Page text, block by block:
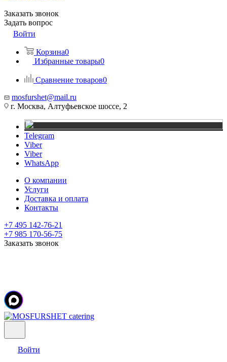
Заказать звонок
Задать вопрос
Войти
Корзина0
Избранные товары0
Сравнение товаров0
mosfurshet@mail.ru
г. Москва, Алтуфьевское шоссе, 2
Telegram
Viber
Viber
WhatsApp
О компании
Услуги
Доставка и оплата
Контакты
+7 495 142-76-21
+7 985 170-56-75
Заказать звонок
Войти